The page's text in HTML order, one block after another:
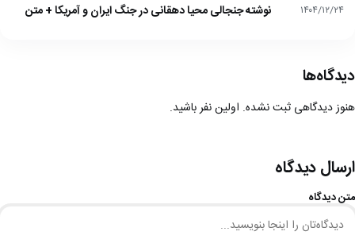
۱۴۰۴/۱۲/۲۴ نوشته جنجالی محیا دهقانی در جنگ ایران و آمریکا + متن
دیدگاه‌ها
هنوز دیدگاهی ثبت نشده. اولین نفر باشید.
ارسال دیدگاه
متن دیدگاه